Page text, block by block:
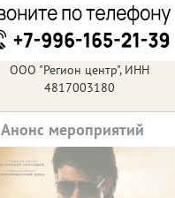
ООО "Регион центр", ИНН
4817003180
Анонс мероприятий